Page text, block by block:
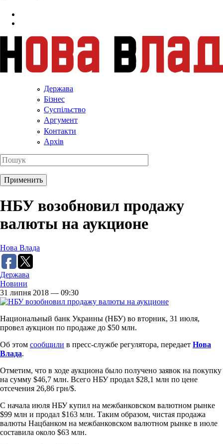
Держава
Бізнес
Суспільство
Аргумент
Контакти
Архів
НБУ возобновил продажу
валюты на аукционе
Нова Влада
Держава
Новини
31 липня 2018 — 09:30
Национальный банк Украины (НБУ) во вторник, 31 июля,
провел аукцион по продаже до $50 млн.
Об этом сообщили в пресс-службе регулятора, передает Нова
Влада.
Отметим, что в ходе аукциона было получено заявок на покупку
на сумму $46,7 млн. Всего НБУ продал $28,1 млн по цене
отсечения 26,86 грн/$.
С начала июля НБУ купил на межбанковском валютном рынке
$99 млн и продал $163 млн. Таким образом, чистая продажа
валюты Нацбанком на межбанковском валютном рынке в июле
составила около $63 млн.